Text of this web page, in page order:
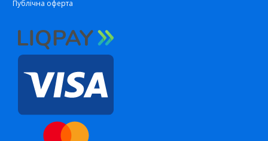
Публічна оферта